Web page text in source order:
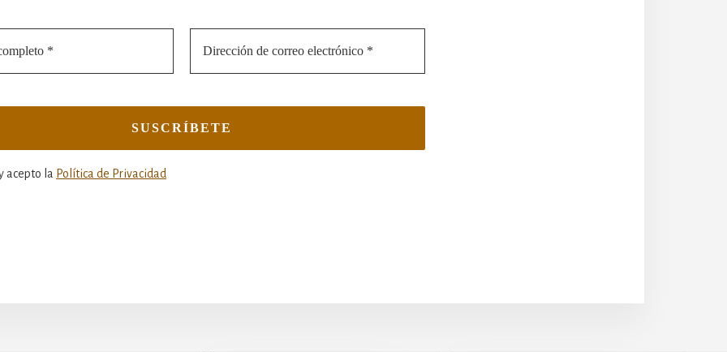
acepto la Política de Privacidad